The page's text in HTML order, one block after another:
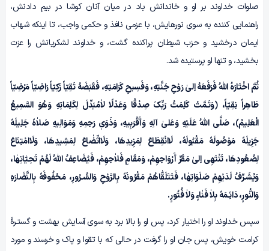
صلوات خداوند بر او و خاندانش باد در میان آنان کوشا در بیم دادنش،
راهنمایی کننده به سوی نورهایش، با عزمی نافذ و حکمی واجب، تا اینکه شهاب
ایمان درخشید و حزب شیطان پراکنده گشت، و خداوند لشکریانش را عزت
بخشید، و تنها او پرستیده شد.
ثُمَّ اخْتَارَہُ اللّٰهُ فَرَفَعَهُ اِلیٰ رَوْحِ جَنَّتِهِ، وَفَسِیحِ کَرَامَتِهِ، فَقَبَضَهُ تَقِیّاً زَکِیّاً رَاضِیّاً مَرْضِیّاً
طَاهِراً نِقِیّاً، ﴿وَتَـمَّتْ کَلِمَتُ رَبِّکَ صِدْقًا وَعَدْلًا لاٰمُبَدِّلَ لِکَلِمَاتِهِ وَهُوَ السَّمِیعُ
الْعَلِیمُ﴾، صَلَّی اللّٰهُ عَلَیْهِ وَعَلیٰ آلِهِ وَأَقْرَبِیهِ، وَذَوَیٖ رَحِمِهِ وَمَوَالِیهِ صَلاٰهً جَلِیلَهً
جَزِیلَهً مَوْصُولَهً مَقْبُولَهً، لَاانْقِطَاعَ لِمَزِیدِهَا، وَلَااتِّضٰاعَ لِمَشِیدِهَا، وَلَاامْتِنَاعَ
لِصُعُودِهَا، تَنْتَهِی اِلیٰ مَقَرِّ أَرْوَاحِهِمْ، وَمَقَامِ فَلاٰحِهِمْ، فَیُضَاعِفُ اللّٰهُ لَهُمْ تَحِیّٰاتِهٰا،
وَیُشَـرِّفُ لَدَیْهِمْ صَلَوَاتِهٰا، فَتَتَلَقّٰاهُمْ مَقْرُونَهً بِالرَّوْحِ وَالسُّـرُورِ، مَحْفُوفَهً بِالنَّضَارَهِ
وَالنُّورٍ، دَائِـمَهً بِلاٰ فَنٰاءٍ وَلاٰ فُتُورٍ.
سپس خداوند او را اختیار کرد، پس او را بالا برد به سوی آسایش بهشت و گستـرۀ
کرامت خویش، پس جان او را گرفت در حالی که با تقوا و پاک و خرسند و مورد